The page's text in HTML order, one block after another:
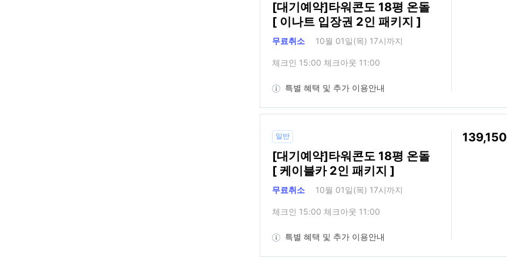
[대기예약]타워콘도 18평 온돌
[ 이나트 입장권 2인 패키지 ]
무료취소 10월 01일(목) 17시까지
체크인 15:00 체크아웃 11:00
특별 혜택 및 추가 이용안내
일반
[대기예약]타워콘도 18평 온돌
[ 케이블카 2인 패키지 ]
무료취소 10월 01일(목) 17시까지
체크인 15:00 체크아웃 11:00
특별 혜택 및 추가 이용안내
139,150